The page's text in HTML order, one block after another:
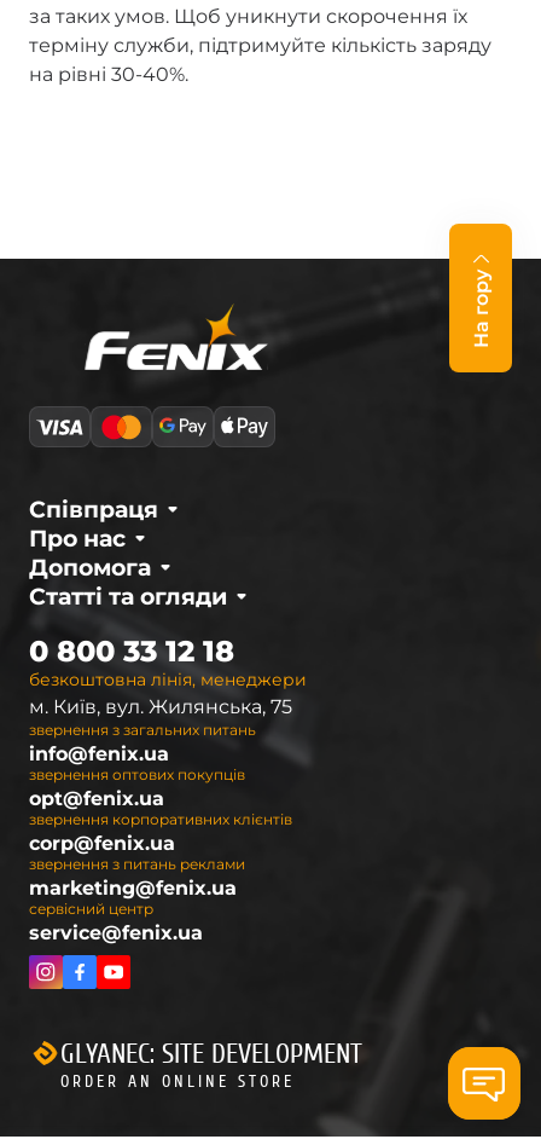
за таких умов. Щоб уникнути скорочення їх
терміну служби, підтримуйте кількість заряду
на рівні 30-40%.
На гору
Про нас
Співпраця
Статті та огляди
Допомога
безкоштовна лінія, менеджери
0 800 33 12 18
м. Київ, вул. Жилянська, 75
звернення з загальних питань
info@fenix.ua
звернення оптових покупців
opt@fenix.ua
звернення корпоративних клієнтів
corp@fenix.ua
звернення з питань реклами
marketing@fenix.ua
сервісний центр
service@fenix.ua
GLYANEC: SITE DEVELOPMENT
ORDER AN ONLINE STORE